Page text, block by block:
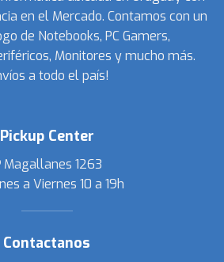
en el Mercado. Contamos con un
de Notebooks, PC Gamers,
Monitores y mucho más.
a todo el país!
Pickup Center
Magallanes 1263
a Viernes 10 a 19h
Contactanos